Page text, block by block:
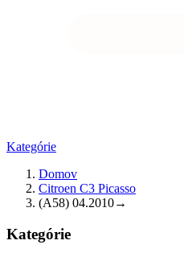
Kategórie
Domov
Citroen C3 Picasso
(A58) 04.2010→
Kategórie